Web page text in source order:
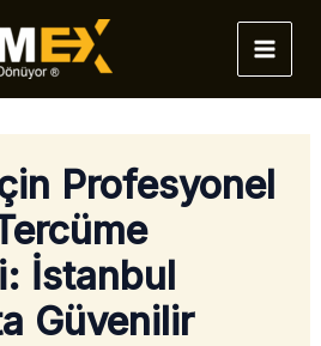
Profesyonel
İstanbul
Güvenilir